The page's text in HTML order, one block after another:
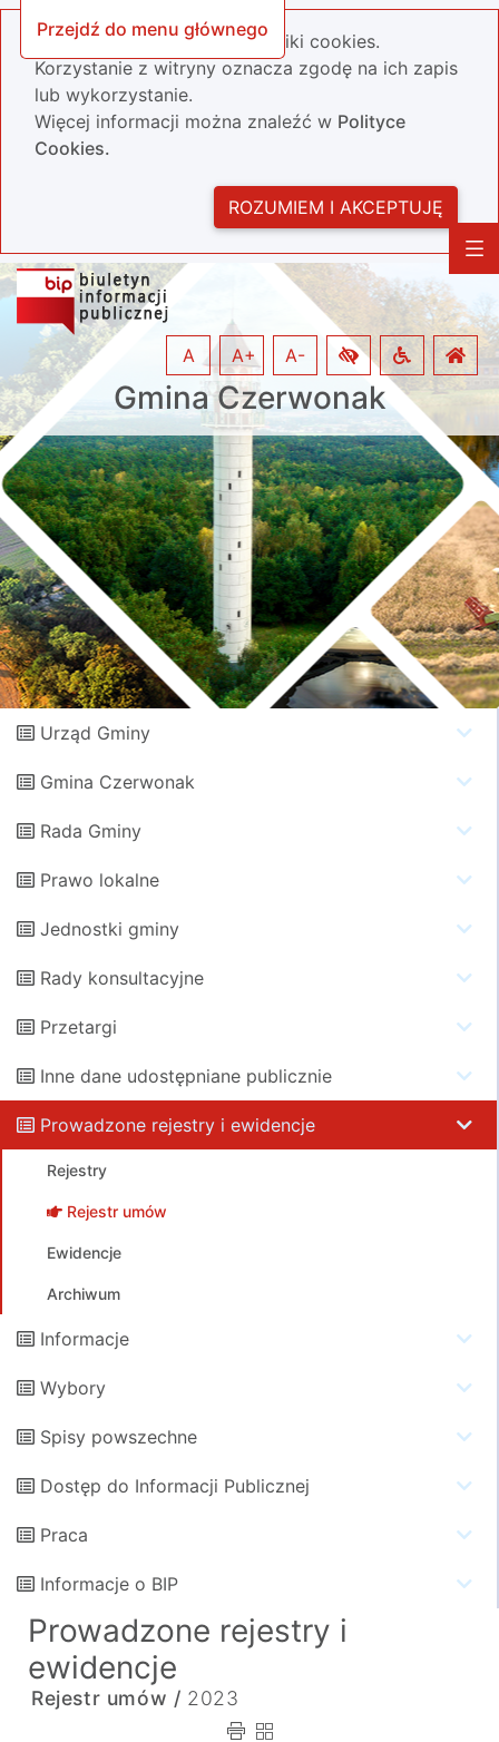
Przejdź do menu głównego
Nasza strona wykorzystuje pliki cookies.
Korzystanie z witryny oznacza zgodę na ich zapis
lub wykorzystanie.
Więcej informacji można znaleźć w Polityce
Cookies.
ROZUMIEM I AKCEPTUJĘ
Gmina Czerwonak
A A+ A-
Urząd Gminy
Gmina Czerwonak
Rada Gminy
Prawo lokalne
Jednostki gminy
Rady konsultacyjne
Przetargi
Inne dane udostępniane publicznie
Prowadzone rejestry i ewidencje
Rejestry
Rejestr umów
Ewidencje
Archiwum
Informacje
Wybory
Spisy powszechne
Dostęp do Informacji Publicznej
Praca
Informacje o BIP
Prowadzone rejestry i
ewidencje
Rejestr umów / 2023